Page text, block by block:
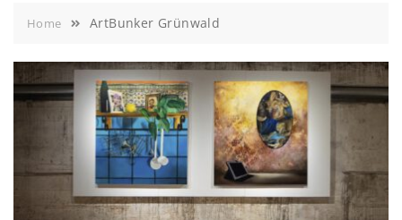
Home ArtBunker Grünwald